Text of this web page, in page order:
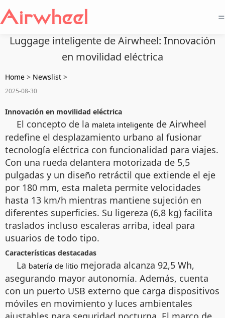
=
Luggage inteligente de Airwheel: Innovación
en movilidad eléctrica
Home > Newslist >
2025-08-30
Innovación en movilidad eléctrica
El concepto de la maleta inteligente de Airwheel
redefine el desplazamiento urbano al fusionar
tecnología eléctrica con funcionalidad para viajes.
Con una rueda delantera motorizada de 5,5
pulgadas y un diseño retráctil que extiende el eje
por 180 mm, esta maleta permite velocidades
hasta 13 km/h mientras mantiene sujeción en
diferentes superficies. Su ligereza (6,8 kg) facilita
traslados incluso escaleras arriba, ideal para
usuarios de todo tipo.
Características destacadas
La batería de litio mejorada alcanza 92,5 Wh,
asegurando mayor autonomía. Además, cuenta
con un puerto USB externo que carga dispositivos
móviles en movimiento y luces ambientales